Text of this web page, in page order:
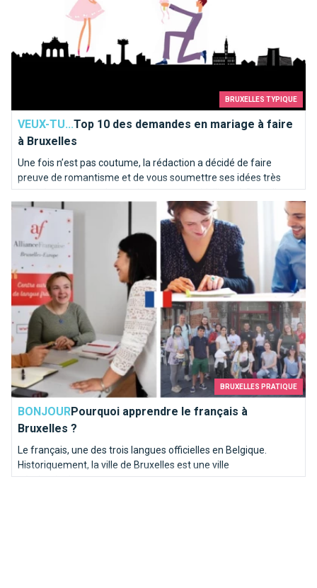
BRUXELLES TYPIQUE
VEUX-TU...Top 10 des demandes en mariage à faire
à Bruxelles
Une fois n’est pas coutume, la rédaction a décidé de faire
preuve de romantisme et de vous soumettre ses idées très
inspirées pour une demande en mariage idyllique à Bruxelles.
Voici notre “Top 10” des endroits où poser le genou par terre…
BRUXELLES PRATIQUE
BONJOURPourquoi apprendre le français à
Bruxelles ?
Le français, une des trois langues officielles en Belgique.
Historiquement, la ville de Bruxelles est une ville
néerlandophone.
Pourquoi apprendre le français à Bruxelles ?